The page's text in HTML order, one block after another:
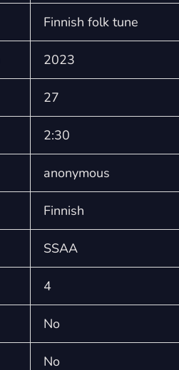
Finnish folk tune
2023
27
2:30
anonymous
Finnish
SSAA
4
No
No